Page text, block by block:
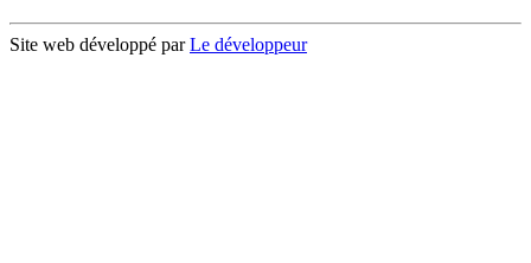
Site web développé parLe développeur